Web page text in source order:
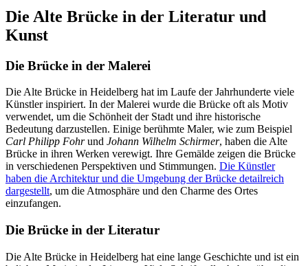
Die Alte Brücke in der Literatur und
Kunst
Die Brücke in der Malerei
Die Alte Brücke in Heidelberg hat im Laufe der Jahrhunderte viele
Künstler inspiriert. In der Malerei wurde die Brücke oft als Motiv
verwendet, um die Schönheit der Stadt und ihre historische
Bedeutung darzustellen. Einige berühmte Maler, wie zum Beispiel
Carl Philipp Fohrund Johann Wilhelm Schirmer, haben die Alte
Brücke in ihren Werken verewigt. Ihre Gemälde zeigen die Brücke
in verschiedenen Perspektiven und Stimmungen. Die Künstler
haben die Architektur und die Umgebung der Brücke detailreich
dargestellt, um die Atmosphäre und den Charme des Ortes
einzufangen.
Die Brücke in der Literatur
Die Alte Brücke in Heidelberg hat eine lange Geschichte und ist ein